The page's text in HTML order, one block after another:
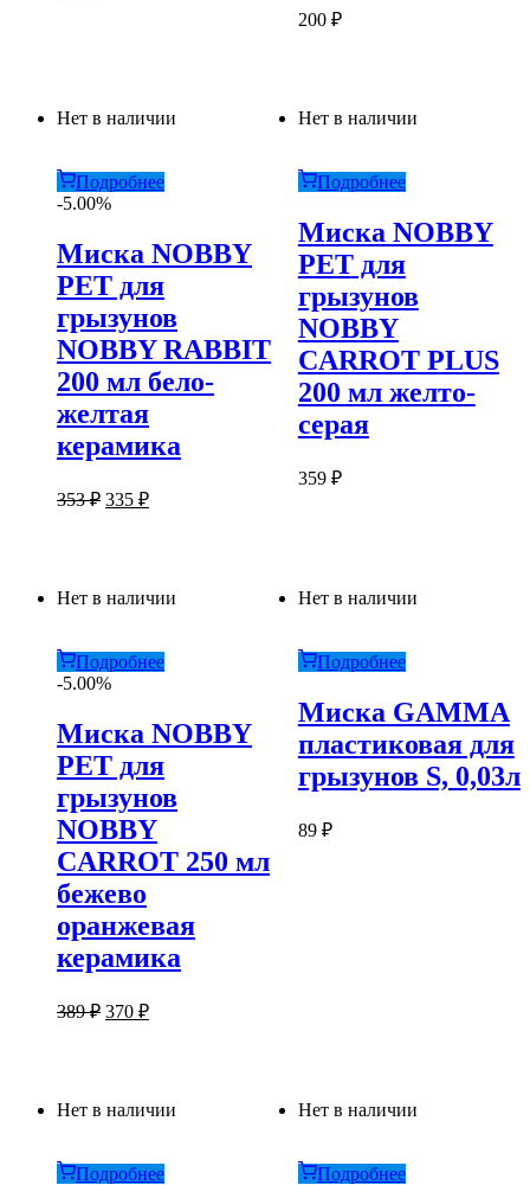
200 ₽
Нет в наличии
Подробнее
-5.00%
Миска NOBBY
PET для
грызунов
NOBBY RABBIT
200 мл бело-
желтая
керамика
353₽ Первоначальная
335 ₽Текущая
Нет в наличии
Подробнее
Миска NOBBY
PET для
грызунов
NOBBY
CARROT PLUS
200 мл желто-
серая
359 ₽
Нет в наличии
Подробнее
-5.00%
Миска NOBBY
PET для
грызунов
NOBBY
CARROT 250 мл
бежево
оранжевая
керамика
389₽ Первоначальная
370 ₽Текущая
Нет в наличии
Подробнее
Миска GAMMA
пластиковая для
грызунов S, 0,03л
89 ₽
Нет в наличии
Подробнее
Нет в наличии
Подробнее